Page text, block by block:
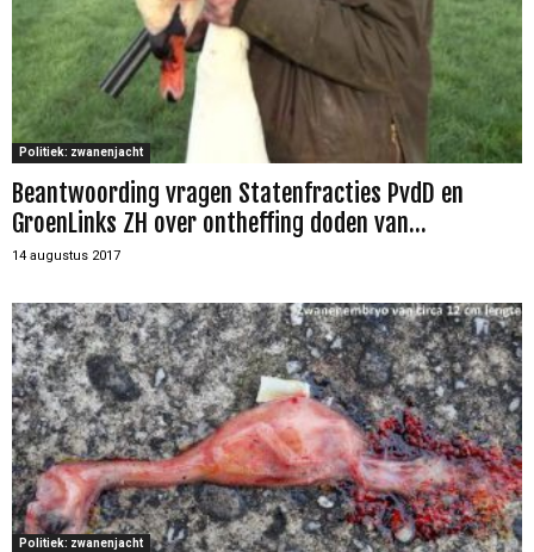
Politiek: zwanenjacht
Beantwoording vragen Statenfracties PvdD en
GroenLinks ZH over ontheffing doden van...
14 augustus 2017
Politiek: zwanenjacht